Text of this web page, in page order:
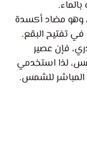
يحتوي عصير الليمون على فيتامين C، وهو مضاد أكسدة
في تفتيح البقع.
فإن عصير
لذا استخدمي
للشمس.